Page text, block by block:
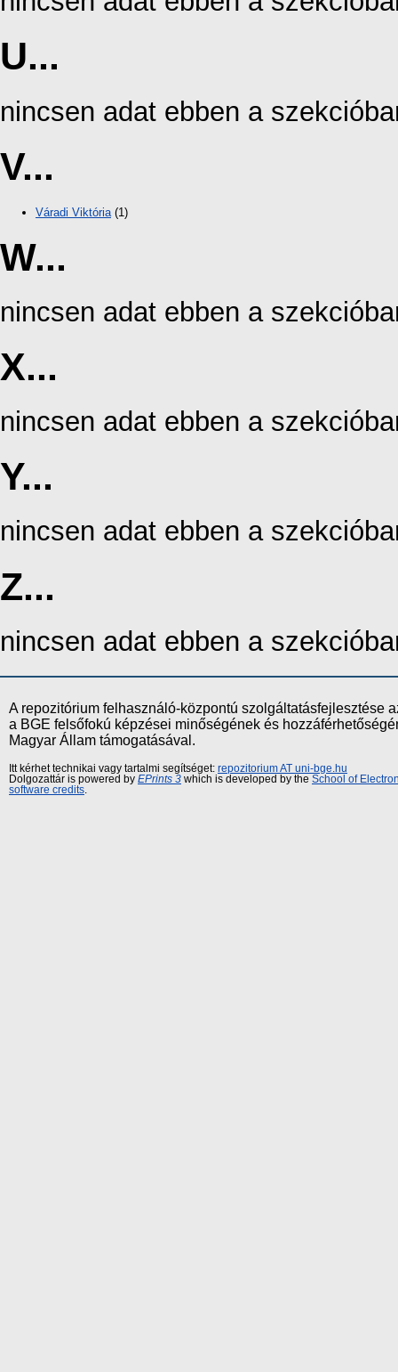
U...
nincsen adat ebben a
V...
Váradi Viktória (1)
W...
nincsen adat ebben a
X...
nincsen adat ebben a
Y...
nincsen adat ebben a
Z...
nincsen adat ebben a
A repozitórium felhasználó-központú szolgáltatásfejlesztése
a BGE felsőfokú képzései minőségének és
Magyar Állam támogatásával.
Itt kérhet technikai vagy tartalmi segítséget: repozitorium AT uni-bge.hu
Dolgozattár is powered by EPrints 3 which is developed by the School of
software credits